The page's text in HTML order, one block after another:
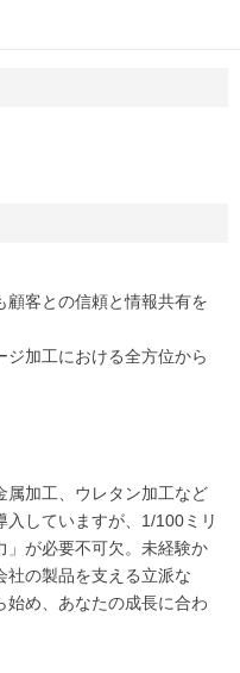
客との信頼と情報共有を
加工における全方位から
属加工、ウレタン加工など
していますが、1/100ミリ
」が必要不可欠。未経験か
社の製品を支える立派な
始め、あなたの成長に合わ